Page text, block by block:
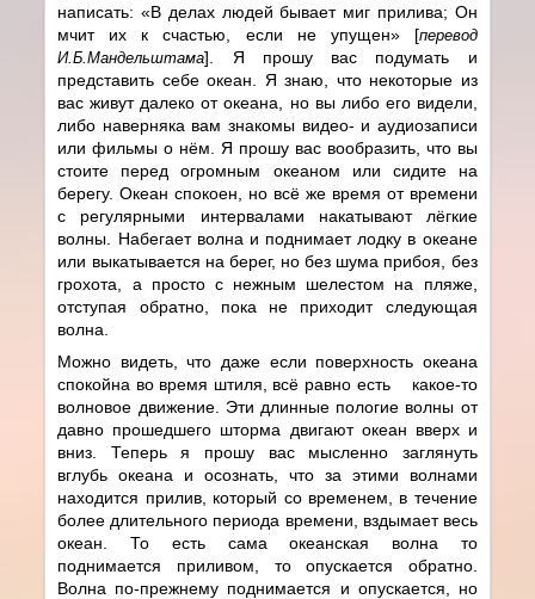
написать: «В делах людей бывает миг прилива; Он
мчит их к счастью, если не упущен» [перевод
И.Б.Мандельштама]. Я прошу вас подумать и
представить себе океан. Я знаю, что некоторые из
вас живут далеко от океана, но вы либо его видели,
либо наверняка вам знакомы видео- и аудиозаписи
или фильмы о нём. Я прошу вас вообразить, что вы
стоите перед огромным океаном или сидите на
берегу. Океан спокоен, но всё же время от времени
с регулярными интервалами накатывают лёгкие
волны. Набегает волна и поднимает лодку в океане
или выкатывается на берег, но без шума прибоя, без
грохота, а просто с нежным шелестом на пляже,
отступая обратно, пока не приходит следующая
волна.
Можно видеть, что даже если поверхность океана
спокойна во время штиля, всё равно есть какое-то
волновое движение. Эти длинные пологие волны от
давно прошедшего шторма двигают океан вверх и
вниз. Теперь я прошу вас мысленно заглянуть
вглубь океана и осознать, что за этими волнами
находится прилив, который со временем, в течение
более длительного периода времени, вздымает весь
океан. То есть сама океанская волна то
поднимается приливом, то опускается обратно.
Волна по-прежнему поднимается и опускается, но